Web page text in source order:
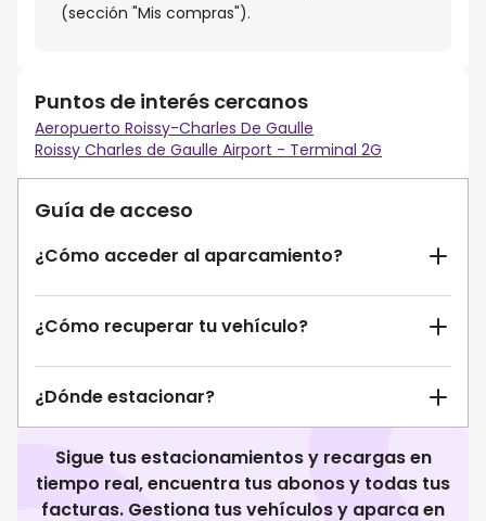
(sección "Mis compras").
Puntos de interés cercanos
Aeropuerto Roissy-Charles De Gaulle
Roissy Charles de Gaulle Airport - Terminal 2G
Guía de acceso
¿Cómo acceder al aparcamiento?
¿Cómo recuperar tu vehículo?
¿Dónde estacionar?
Sigue tus estacionamientos y recargas en
tiempo real, encuentra tus abonos y todas tus
facturas. Gestiona tus vehículos y aparca en